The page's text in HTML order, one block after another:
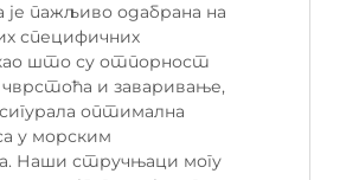
је пажљиво одабрана на
специфичних
што су отпорност
чврстоћа и заваривање,
оптимална
у морским
Наши стручњаци могу